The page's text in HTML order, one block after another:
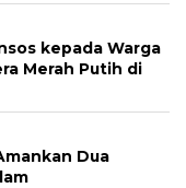
kepada Warga
Merah Putih di
Dua